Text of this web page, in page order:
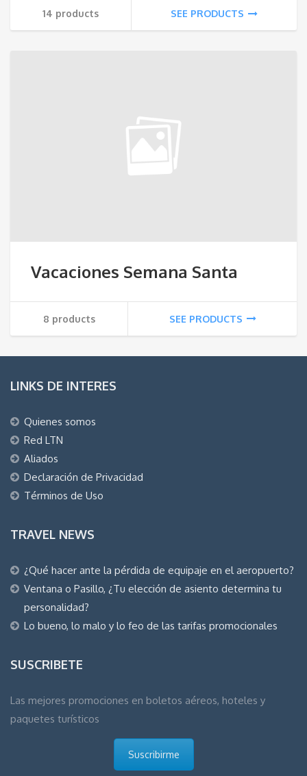
14 products SEE PRODUCTS
Vacaciones Semana Santa
8 products SEE PRODUCTS
LINKS DE INTERES
Quienes somos
Red LTN
Aliados
Declaración de Privacidad
Términos de Uso
TRAVEL NEWS
¿Qué hacer ante la pérdida de equipaje en el aeropuerto?
Ventana o Pasillo, ¿Tu elección de asiento determina tu
personalidad?
Lo bueno, lo malo y lo feo de las tarifas promocionales
SUSCRIBETE
Las mejores promociones en boletos aéreos, hoteles y
paquetes turísticos
Suscribirme